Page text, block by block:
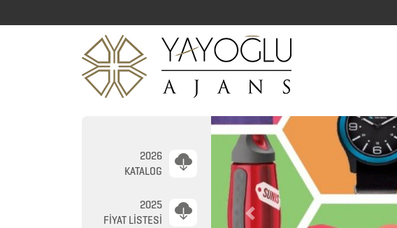
2026
KATALOG
2025
FİYAT LİSTESİ
Previous